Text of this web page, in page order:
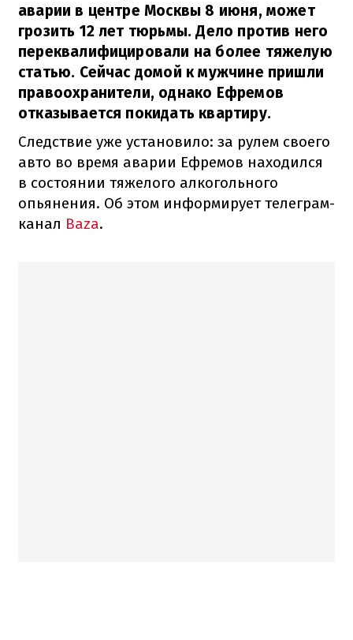
аварии в центре Москвы 8 июня, может
грозить 12 лет тюрьмы. Дело против него
переквалифицировали на более тяжелую
статью. Сейчас домой к мужчине пришли
правоохранители, однако Ефремов
отказывается покидать квартиру.
Следствие уже установило: за рулем своего
авто во время аварии Ефремов находился
в состоянии тяжелого алкогольного
опьянения. Об этом информирует телеграм-
канал Baza.